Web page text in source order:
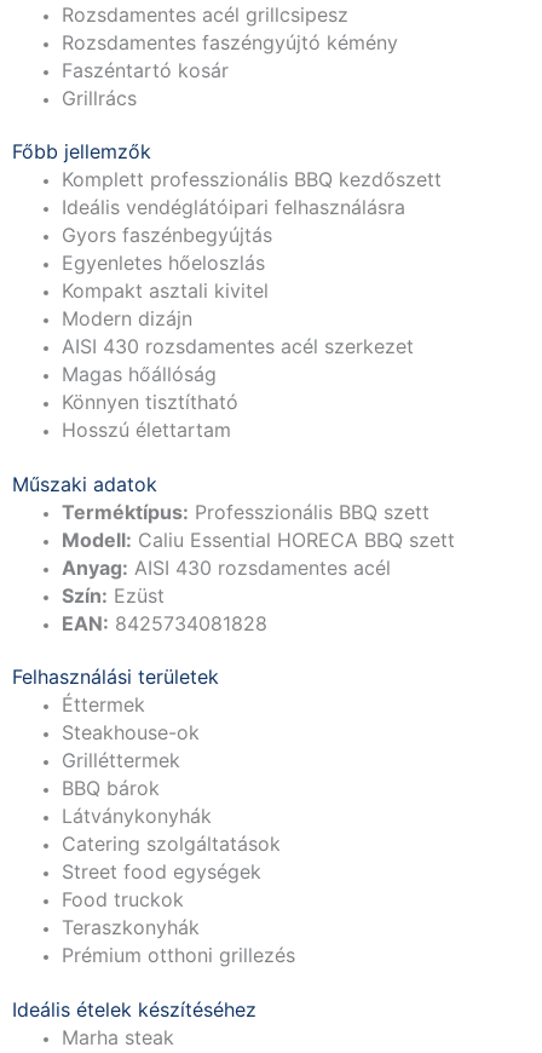
Rozsdamentes acél grillcsipesz
Rozsdamentes faszéngyújtó kémény
Faszéntartó kosár
Grillrács
Főbb jellemzők
Komplett professzionális BBQ kezdőszett
Ideális vendéglátóipari felhasználásra
Gyors faszénbegyújtás
Egyenletes hőeloszlás
Kompakt asztali kivitel
Modern dizájn
AISI 430 rozsdamentes acél szerkezet
Magas hőállóság
Könnyen tisztítható
Hosszú élettartam
Műszaki adatok
Terméktípus: Professzionális BBQ szett
Modell: Caliu Essential HORECA BBQ szett
Anyag: AISI 430 rozsdamentes acél
Szín: Ezüst
EAN: 8425734081828
Felhasználási területek
Éttermek
Steakhouse-ok
Grilléttermek
BBQ bárok
Látványkonyhák
Catering szolgáltatások
Street food egységek
Food truckok
Teraszkonyhák
Prémium otthoni grillezés
Ideális ételek készítéséhez
Marha steak